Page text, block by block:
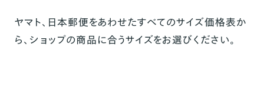
ヤマト、日本郵便をあわせたすべてのサイズ価格表か
ら、ショップの商品に合うサイズをお選びください。